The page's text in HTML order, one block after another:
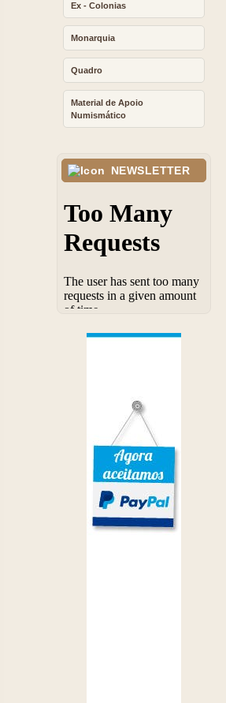
Ex - Colonias
Monarquia
Quadro
Material de Apoio
Numismático
NEWSLETTER